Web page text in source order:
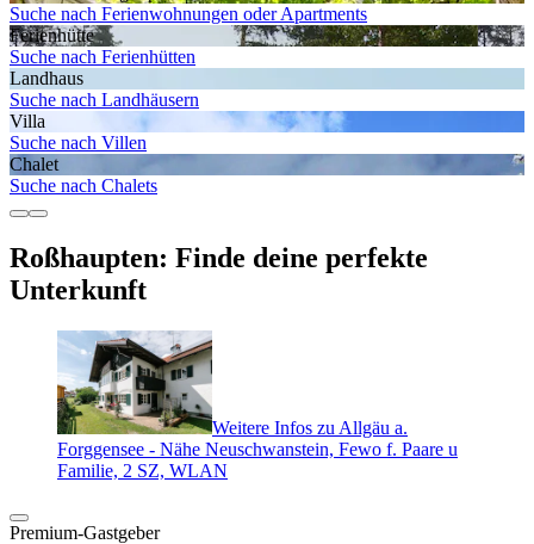
Suche nach Ferienwohnungen oder Apartments
Ferienhütte
Suche nach Ferienhütten
Landhaus
Suche nach Landhäusern
Villa
Suche nach Villen
Chalet
Suche nach Chalets
Roßhaupten: Finde deine perfekte
Unterkunft
Weitere Infos zu Allgäu a.
Forggensee - Nähe Neuschwanstein, Fewo f. Paare u
Familie, 2 SZ, WLAN
Premium-Gastgeber